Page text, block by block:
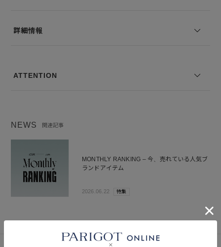
--------------------------------
詳細情報
ATTENTION
NEWS 関連記事
MONTHLY RANKING – 今、売れている人気ブ
ランドアイテム
2026.06.22 特集
関連スナップ